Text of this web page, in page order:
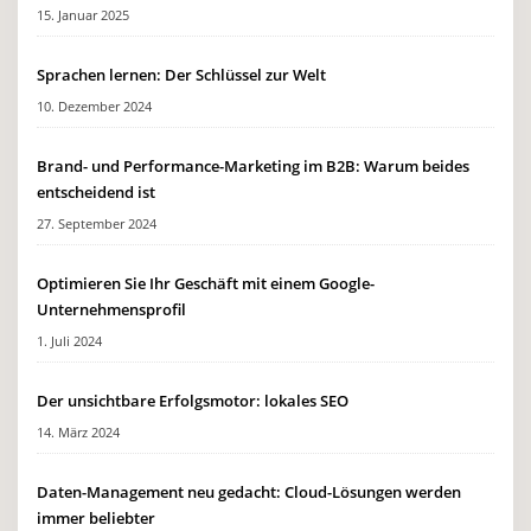
15. Januar 2025
Sprachen lernen: Der Schlüssel zur Welt
10. Dezember 2024
Brand- und Performance-Marketing im B2B: Warum beides
entscheidend ist
27. September 2024
Optimieren Sie Ihr Geschäft mit einem Google-
Unternehmensprofil
1. Juli 2024
Der unsichtbare Erfolgsmotor: lokales SEO
14. März 2024
Daten-Management neu gedacht: Cloud-Lösungen werden
immer beliebter